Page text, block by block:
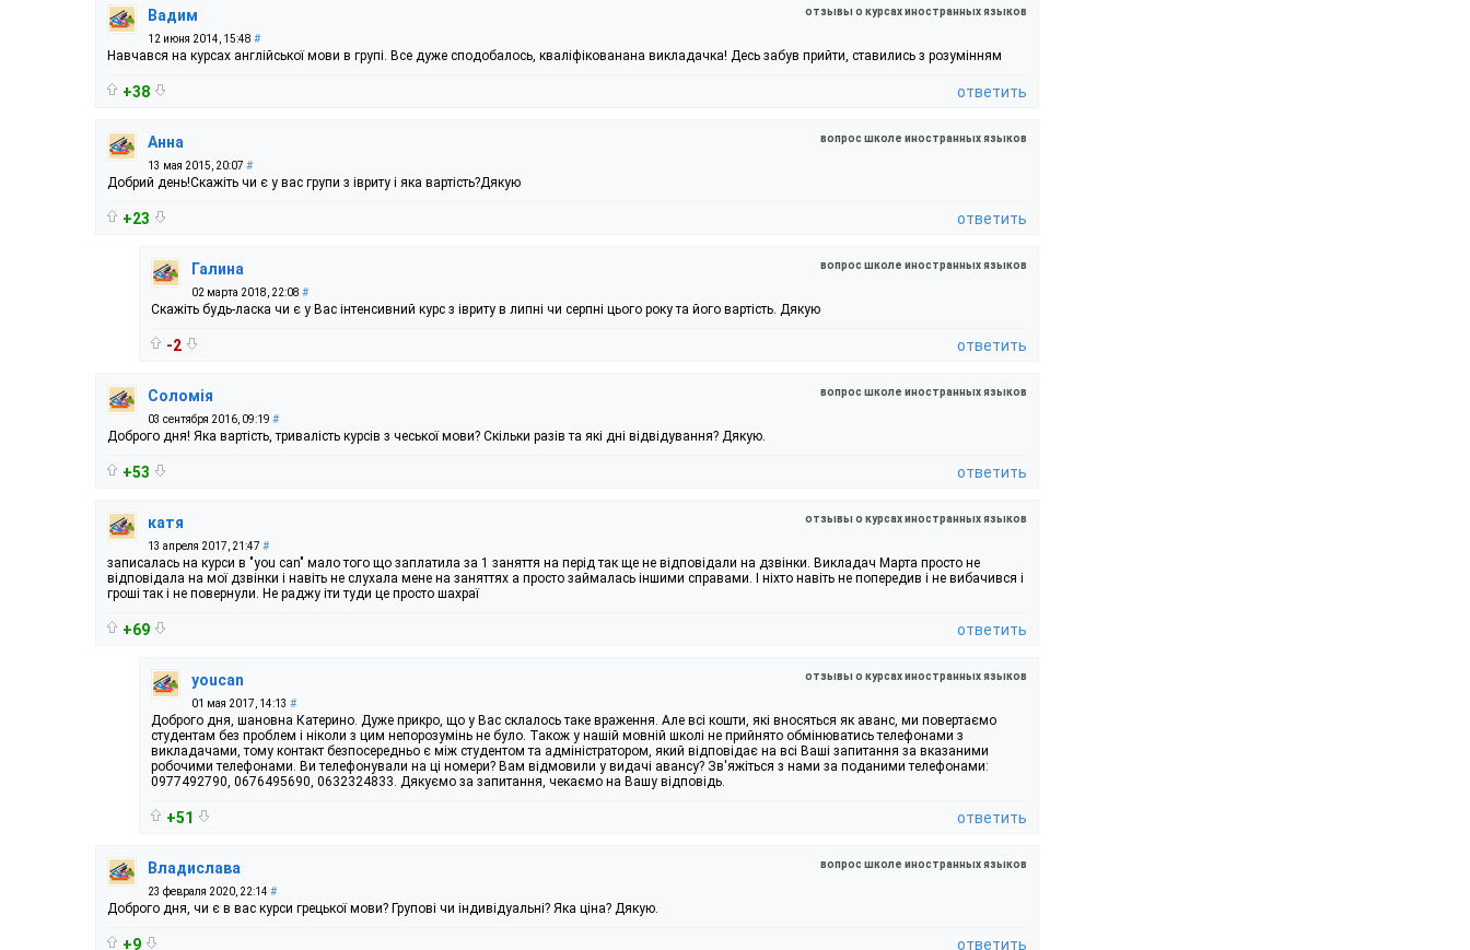
отзывы о курсах иностранных языков
Вадим
12 июня 2014, 15:48 #
Навчався на курсах англійської мови в групі. Все дуже сподобалось, кваліфікованана викладачка! Десь забув прийти, ставились з розумінням
+38 ответить
вопрос школе иностранных языков
Анна
13 мая 2015, 20:07 #
Добрий день!Скажіть чи є у вас групи з івриту і яка вартість?Дякую
+23 ответить
вопрос школе иностранных языков
Галина
02 марта 2018, 22:08 #
Скажіть будь-ласка чи є у Вас інтенсивний курс з івриту в липні чи серпні цього року та його вартість. Дякую
-2 ответить
вопрос школе иностранных языков
Соломія
03 сентября 2016, 09:19 #
Доброго дня! Яка вартість, тривалість курсів з чеської мови? Скільки разів та які дні відвідування? Дякую.
+53 ответить
отзывы о курсах иностранных языков
катя
13 апреля 2017, 21:47 #
записалась на курси в "you can" мало того що заплатила за 1 заняття на перід так ще не відповідали на дзвінки. Викладач Марта просто не
відповідала на мої дзвінки і навіть не слухала мене на заняттях а просто займалась іншими справами. І ніхто навіть не попередив і не вибачився і
гроші так і не повернули. Не раджу іти туди це просто шахраї
+69 ответить
отзывы о курсах иностранных языков
youcan
01 мая 2017, 14:13 #
Доброго дня, шановна Катерино. Дуже прикро, що у Вас склалось таке враження. Але всі кошти, які вносяться як аванс, ми повертаємо
студентам без проблем і ніколи з цим непорозумінь не було. Також у нашій мовній школі не прийнято обмінюватись телефонами з
викладачами, тому контакт безпосередньо є між студентом та адміністратором, який відповідає на всі Ваші запитання за вказаними
робочими телефонами. Ви телефонували на ці номери? Вам відмовили у видачі авансу? Зв'яжіться з нами за поданими телефонами:
0977492790, 0676495690, 0632324833. Дякуємо за запитання, чекаємо на Вашу відповідь.
+51 ответить
вопрос школе иностранных языков
Владислава
23 февраля 2020, 22:14 #
Доброго дня, чи є в вас курси грецької мови? Групові чи індивідуальні? Яка ціна? Дякую.
+9 ответить